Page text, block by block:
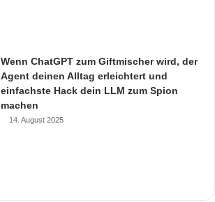
Wenn ChatGPT zum Giftmischer wird, der
Agent deinen Alltag erleichtert und
einfachste Hack dein LLM zum Spion
machen
14. August 2025